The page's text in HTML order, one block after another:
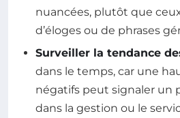
nuancées, plutôt que
d’éloges ou de phrases
Surveiller la tendance
dans le temps, car une
négatifs peut signaler un
dans la gestion ou le